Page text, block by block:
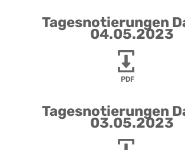
Tagesnotierungen
04.05.2023
PDF
Tagesnotierungen
03.05.2023